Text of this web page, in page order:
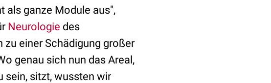
als ganze Module aus",
Neurologie des
zu einer Schädigung großer
genau sich nun das Areal,
sein, sitzt, wussten wir